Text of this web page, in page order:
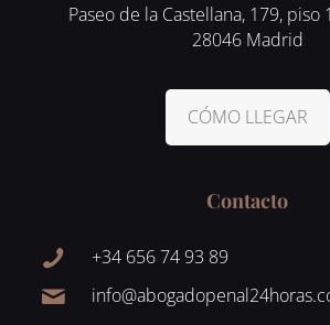
Paseo de la Castellana, 179, piso
28046 Madrid
CÓMO LLEGAR
Contacto
+34 656 74 93 89